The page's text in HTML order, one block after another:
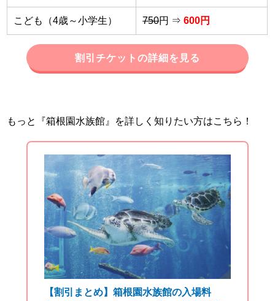
こども（4歳～小学生） 750円 ⇒600円
割引チケットの詳細を見る
もっと『箱根園水族館』を詳しく知りたい方はこちら！
【割引まとめ】箱根園水族館の入場料